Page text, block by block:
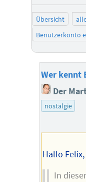
Übersicht
Benutzerkonto
Wer kennt
Der
nostalgie
Hallo Felix,
In